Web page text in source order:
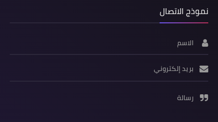
نموذج الاتصال
الاسم
بريد إلكتروني
رسالة